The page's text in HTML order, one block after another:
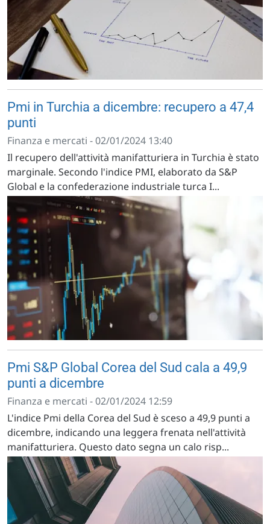
Pmi in Turchia a dicembre: recupero a 47,4
punti
Finanza e mercati - 02/01/2024 13:40
Il recupero dell'attività manifatturiera in Turchia è stato
marginale. Secondo l'indice PMI, elaborato da S&P
Global e la confederazione industriale turca I...
Pmi S&P Global Corea del Sud cala a 49,9
punti a dicembre
Finanza e mercati - 02/01/2024 12:59
L'indice Pmi della Corea del Sud è sceso a 49,9 punti a
dicembre, indicando una leggera frenata nell'attività
manifatturiera. Questo dato segna un calo risp...